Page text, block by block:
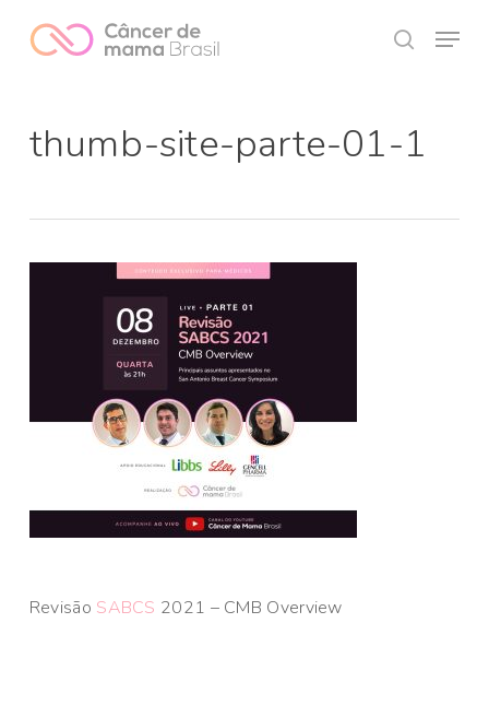
Menu
thumb-site-parte-01-1
Revisão SABCS 2021 – CMB Overview